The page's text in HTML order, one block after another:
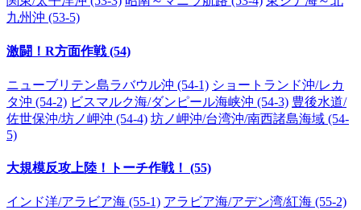
九州沖 (53-5)
激闘！R方面作戦 (54)
ニューブリテン島ラバウル沖 (54-1) ショートランド沖/レカ
タ沖 (54-2) ビスマルク海/ダンピール海峡沖 (54-3) 豊後水道/
佐世保沖/坊ノ岬沖 (54-4) 坊ノ岬沖/台湾沖/南西諸島海域 (54-
5)
大規模反攻上陸！トーチ作戦！ (55)
インド洋/アラビア海 (55-1) アラビア海/アデン湾/紅海 (55-2)